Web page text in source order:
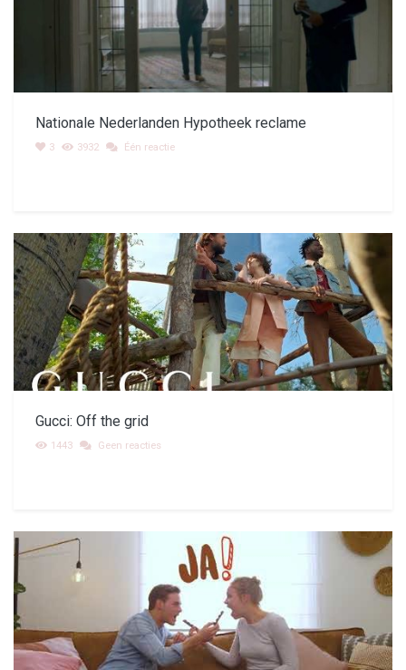
Nationale Nederlanden Hypotheek reclame
3 3932 Één reactie
Gucci: Off the grid
1443 Geen reacties